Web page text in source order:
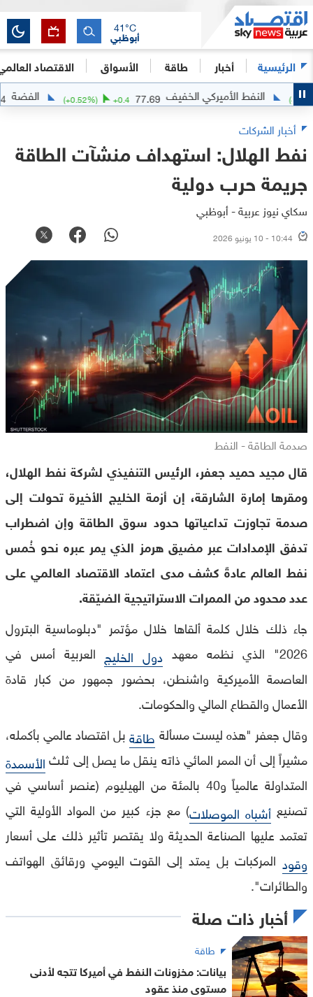
الرئيسية أخبار طاقة الأسواق الاقتصاد
أبوظبي
41°C
النفط الأميركي الخفيف 77.69
+0.4
+0.52%) الفضة 64.2604
أخبار الشركات
نفط الهلال: استهداف منشآت الطاقة
جريمة حرب دولية
سكاي نيوز عربية - أبوظبي
10:44 - 10 يونيو 2026
صدمة الطاقة - النفط
قال مجيد حميد جعفر، الرئيس التنفيذي لشركة نفط الهلال،
ومقرها إمارة الشارقة، إن أزمة الخليج الأخيرة تحولت إلى
صدمة تجاوزت تداعياتها حدود سوق الطاقة وإن اضطراب
تدفق الإمدادات عبر مضيق هرمز الذي يمر عبره نحو خُمس
نفط العالم عادةً كشف مدى اعتماد الاقتصاد العالمي على
عدد محدود من الممرات الاستراتيجية الضيّقة.
جاء ذلك خلال كلمة ألقاها خلال مؤتمر "دبلوماسية البترول
2026" الذي نظمه معهد
دول الخليج العربية أمس في
العاصمة الأميركية واشنطن، بحضور جمهور من كبار قادة
الأعمال والقطاع المالي والحكومات.
وقال جعفر "هذه ليست مسألة طاقةبل اقتصاد عالمي بأكمله،
مشيراً إلى أن الممر المائي ذاته ينقل ما يصل إلى ثلثالأسمدة
المتداولة عالمياً و40 بالمئة من الهيليوم (عنصر أساسي في
تصنيعأشباه الموصلات) مع جزء كبير من المواد الأولية التي
تعتمد عليها الصناعة الحديثة ولا يقتصر تأثير ذلك على أسعار
وقود المركبات بل يمتد إلى القوت اليومي ورقائق الهواتف
والطائرات".
أخبار ذات صلة
طاقة
بيانات: مخزونات النفط في أميركا تتجه لأدنى
مستوى منذ عقود